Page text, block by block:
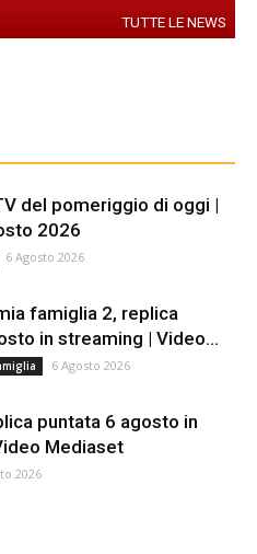
TUTTE LE NEWS
del pomeriggio di oggi |
2026
6 Agosto 2026
famiglia 2, replica
in streaming | Video...
6 Agosto 2026
puntata 6 agosto in
Mediaset
2026